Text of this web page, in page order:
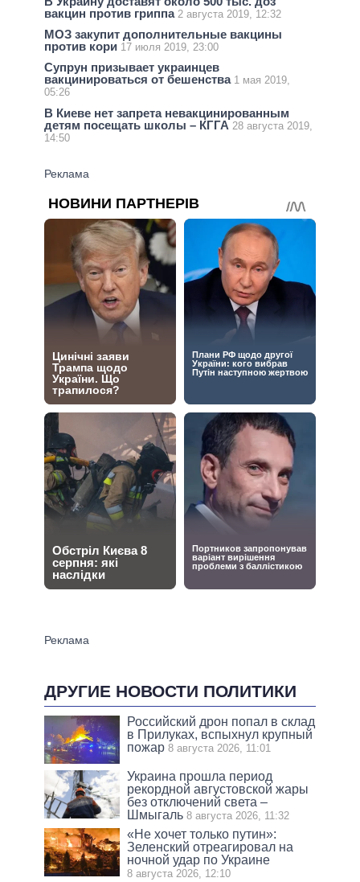
вакцин против гриппа 2 августа 2019, 12:32
МОЗ закупит дополнительные вакцины
против кори 17 июля 2019, 23:00
Супрун призывает украинцев
вакцинироваться от бешенства 1 мая 2019,
05:26
В Киеве нет запрета невакцинированным
детям посещать школы – КГГА 28 августа 2019,
14:50
ДРУГИЕ НОВОСТИ ПОЛИТИКИ
Российский дрон попал в склад
в Прилуках, вспыхнул крупный
пожар 8 августа 2026, 11:01
Украина прошла период
рекордной августовской жары
без отключений света –
Шмыгаль 8 августа 2026, 11:32
«Не хочет только путин»:
Зеленский отреагировал на
ночной удар по Украине
8 августа 2026, 12:10